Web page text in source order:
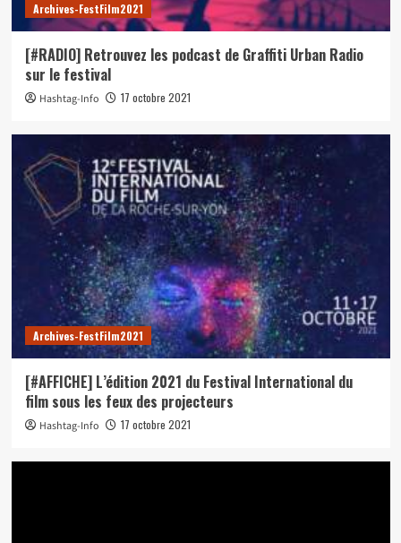
Archives-FestFilm2021
[#RADIO] Retrouvez les podcast de Graffiti Urban Radio
sur le festival
Hashtag-Info 17 octobre 2021
Archives-FestFilm2021
[#AFFICHE] L’édition 2021 du Festival International du
film sous les feux des projecteurs
Hashtag-Info 17 octobre 2021